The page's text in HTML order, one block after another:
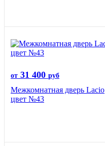
от 31 400 руб
Межкомнатная дверь Lacio
цвет №43